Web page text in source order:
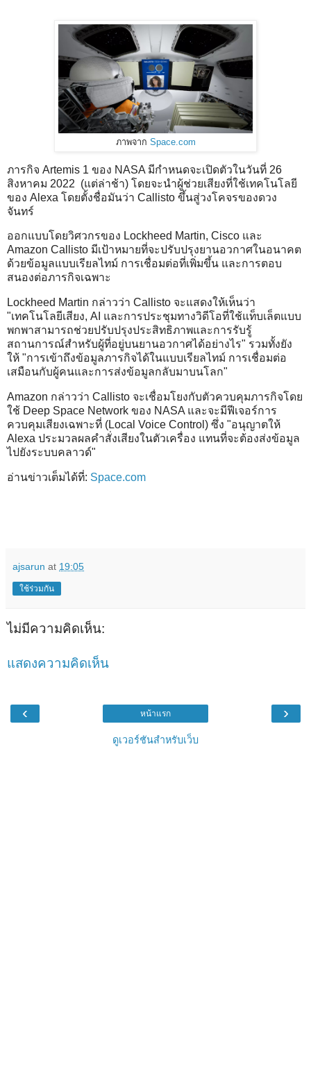
ภาพจาก Space.com
ภารกิจ Artemis 1 ของ NASA มีกำหนดจะเปิดตัวในวันที่ 26
สิงหาคม 2022 (แต่ล่าช้า) โดยจะนำผู้ช่วยเสียงที่ใช้เทคโนโลยี
ของ Alexa โดยตั้งชื่อมันว่า Callisto ขึ้นสู่วงโคจรของดวง
จันทร์
ออกแบบโดยวิศวกรของ Lockheed Martin, Cisco และ
Amazon Callisto มีเป้าหมายที่จะปรับปรุงยานอวกาศในอนาคต
ด้วยข้อมูลแบบเรียลไทม์ การเชื่อมต่อที่เพิ่มขึ้น และการตอบ
สนองต่อภารกิจเฉพาะ
Lockheed Martin กล่าวว่า Callisto จะแสดงให้เห็นว่า
"เทคโนโลยีเสียง, AI และการประชุมทางวิดีโอที่ใช้แท็บเล็ตแบบ
พกพาสามารถช่วยปรับปรุงประสิทธิภาพและการรับรู้
สถานการณ์สำหรับผู้ที่อยู่บนยานอวกาศได้อย่างไร" รวมทั้งยัง
ให้ "การเข้าถึงข้อมูลภารกิจได้ในแบบเรียลไทม์ การเชื่อมต่อ
เสมือนกับผู้คนและการส่งข้อมูลกลับมาบนโลก"
Amazon กล่าวว่า Callisto จะเชื่อมโยงกับตัวควบคุมภารกิจโดย
ใช้ Deep Space Network ของ NASA และจะมีฟีเจอร์การ
ควบคุมเสียงเฉพาะที่ (Local Voice Control) ซึ่ง "อนุญาตให้
Alexa ประมวลผลคำสั่งเสียงในตัวเครื่อง แทนที่จะต้องส่งข้อมูล
ไปยังระบบคลาวด์"
อ่านข่าวเต็มได้ที่: Space.com
ajsarun at 19:05
ใช้ร่วมกัน
ไม่มีความคิดเห็น:
แสดงความคิดเห็น
‹ ›
หน้าแรก
ดูเวอร์ชันสำหรับเว็บ